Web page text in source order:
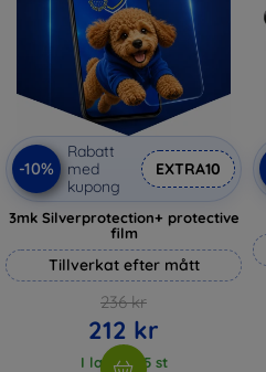
-10%
Rabatt
med
kupong
EXTRA10
3mk Silverprotection+ protective
film
Tillverkat efter mått
236 kr
212 kr
I lager > 5 st